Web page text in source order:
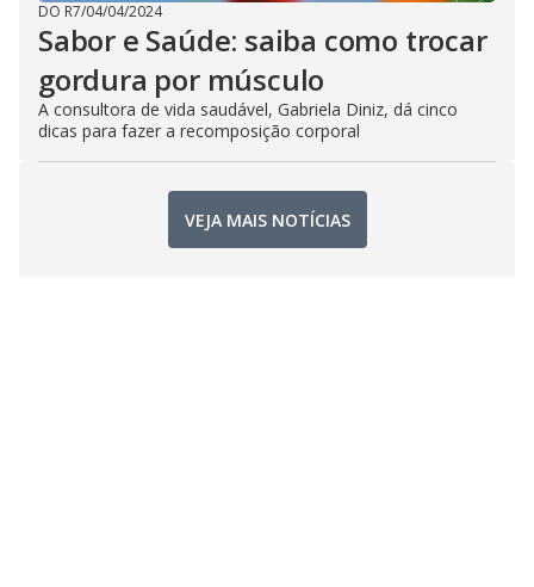
DO R7/04/04/2024
Sabor e Saúde: saiba como trocar
gordura por músculo
A consultora de vida saudável, Gabriela Diniz, dá cinco
dicas para fazer a recomposição corporal
VEJA MAIS NOTÍCIAS